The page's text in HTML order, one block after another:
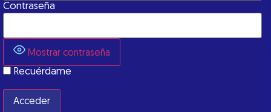
Contraseña
Mostrar contraseña
Recuérdame